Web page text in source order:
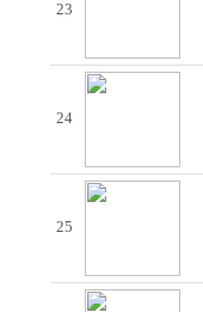
23
24
25